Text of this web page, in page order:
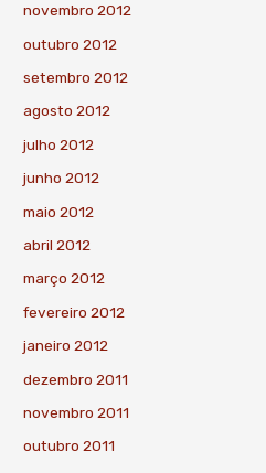
novembro 2012
outubro 2012
setembro 2012
agosto 2012
julho 2012
junho 2012
maio 2012
abril 2012
março 2012
fevereiro 2012
janeiro 2012
dezembro 2011
novembro 2011
outubro 2011